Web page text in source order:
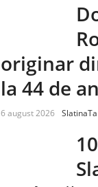
originar
la 44 de
6 august 2026 SlatinaTa